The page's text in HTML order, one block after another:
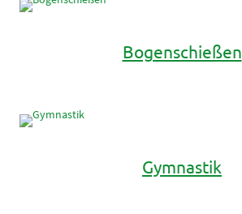
Bogenschießen
Gymnastik